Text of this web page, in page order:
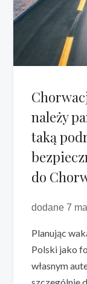
należy
taką
do
dodane 7
Planując
Polski jako
własnym